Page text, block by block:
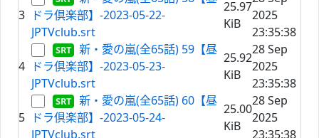
3 ドラ倶楽部】-2023-05-22-
JPTVclub.srt
25.97
KiB
2025
23:35:38
4
新・愛の嵐(全65話) 59【昼
ドラ倶楽部】-2023-05-23-
JPTVclub.srt
25.92
KiB
28 Sep
2025
23:35:38
5
新・愛の嵐(全65話) 60【昼
ドラ倶楽部】-2023-05-24-
JPTVclub.srt
25.00
KiB
28 Sep
2025
23:35:38